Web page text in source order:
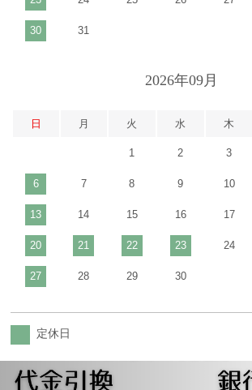
30 31
2026年09月
日 月 火 水 木
1 2 3
6 7 8 9 10
13 14 15 16 17
20 21 22 23 24
27 28 29 30
定休日